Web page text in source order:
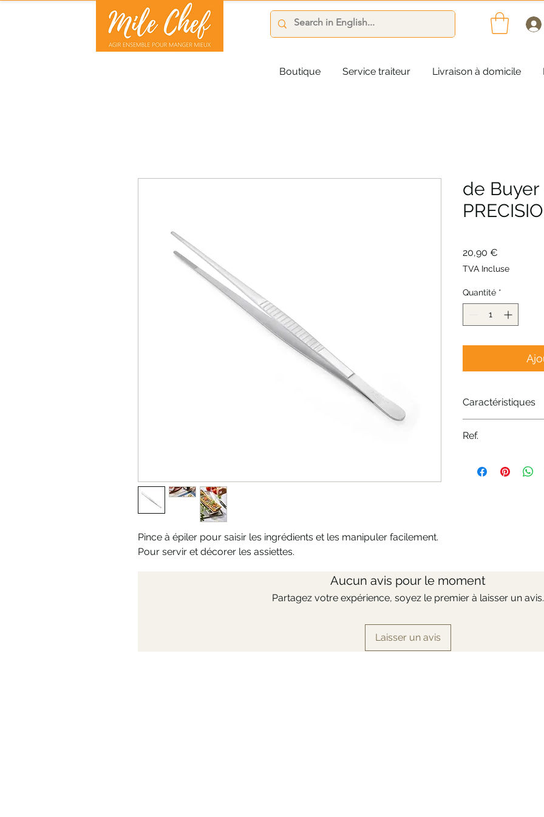
Boutique Service traiteur Livraison à domicile
Pince à épiler pour saisir les ingrédients et les manipuler facilement.
Pour servir et décorer les assiettes.
de Buyer
20,90 €
TVA Incluse
Quantité *
Caractéristiques
Matériau - Acier
Ref.
Aucun avis pour le moment
Partagez votre expérience, soyez le premier à laisser un avis.
Laisser un avis